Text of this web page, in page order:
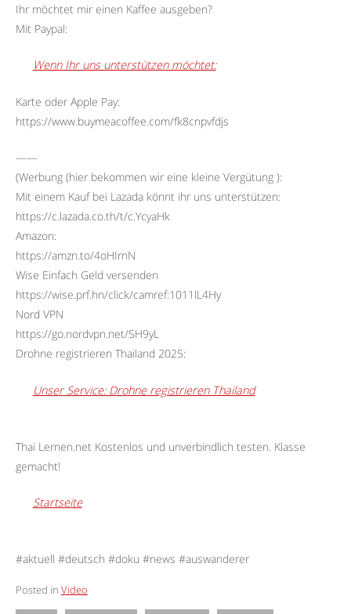
Ihr möchtet mir einen Kaffee ausgeben?
Mit Paypal:
Wenn Ihr uns unterstützen möchtet:
Karte oder Apple Pay:
https://www.buymeacoffee.com/fk8cnpvfdjs
——
(Werbung (hier bekommen wir eine kleine Vergütung ):
Mit einem Kauf bei Lazada könnt ihr uns unterstützen:
https://c.lazada.co.th/t/c.YcyaHk
Amazon:
https://amzn.to/4oHIrnN
Wise Einfach Geld versenden
https://wise.prf.hn/click/camref:1011lL4Hy
Nord VPN
https://go.nordvpn.net/SH9yL
Drohne registrieren Thailand 2025:
Unser Service: Drohne registrieren Thailand
Thai Lernen.net Kostenlos und unverbindlich testen. Klasse
gemacht!
Startseite
#aktuell #deutsch #doku #news #auswanderer
Posted in Video